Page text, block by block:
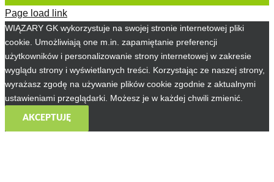
Page load link
WIĄZARY GK wykorzystuje na swojej stronie internetowej pliki
cookie. Umożliwiają one m.in. zapamiętanie preferencji
użytkowników i personalizowanie strony internetowej w zakresie
wyglądu strony i wyświetlanych treści. Korzystając ze naszej strony,
wyrażasz zgodę na używanie plików cookie zgodnie z aktualnymi
ustawieniami przeglądarki. Możesz je w każdej chwili zmienić.
AKCEPTUJĘ